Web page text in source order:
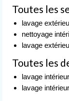
L’entreprise
Devis
gratuit
Toutes les
lavage
nettoyage
lavage
Toutes les
lavage
lavage